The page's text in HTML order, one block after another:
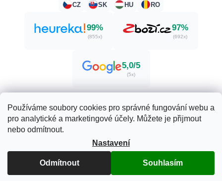
Používáme soubory cookies pro správné fungování webu a
pro analytické a marketingové účely. Můžete je přijmout
nebo odmítnout.
Nastavení
Odmítnout Souhlasím
CZ SK HU RO
99%
(855x)
97%
(692x)
5,0/5
(5x)
Vytvořil Shoptet
Copyright 2026Zdraví. Krása. Příroda.. Všechna práva
vyhrazena.
Upravit nastavení cookies